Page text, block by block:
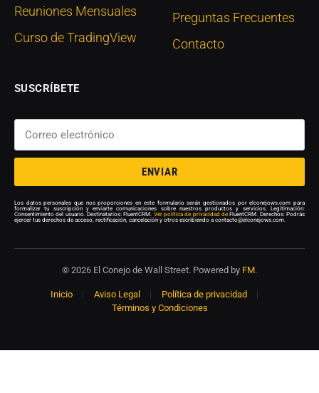
Reuniones Mensuales
Curso de TradingView
Preguntas Frecuentes
Contacto
SUSCRÍBETE
ENVIAR
Los datos personales que nos proporciones en este formulario serán gestionados por elconejows.com para
formalizar tu suscripción y enviarte comunicaciones sobre nuestros productos y servicios. Legitimación:
Consentimiento del usuario. Destinatarios: FluentCRM. Ver política de privacidad de FluentCRM. Derechos: Podrás
ejercer tus derechos de acceso, rectificación, cancelación y otros escribiendo a contacto@elconejows.com.
© 2026 El Conejo de Wall Street. Powered by FM.
Inicio Aviso Legal
Política de privacidad
Términos y Condiciones